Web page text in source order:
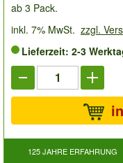
ab 3 Pack.
inkl. 7% MwSt. zzgl.
Lieferzeit: 2-3
125 JAHRE ERFAHRUNG